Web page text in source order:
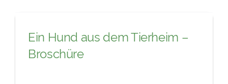
Ein Hund aus dem Tierheim –
Broschüre